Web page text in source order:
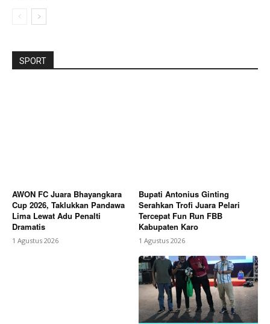
SPORT
AWON FC Juara Bhayangkara
Cup 2026, Taklukkan Pandawa
Lima Lewat Adu Penalti
Dramatis
1 Agustus 2026
Bupati Antonius Ginting
Serahkan Trofi Juara Pelari
Tercepat Fun Run FBB
Kabupaten Karo
1 Agustus 2026